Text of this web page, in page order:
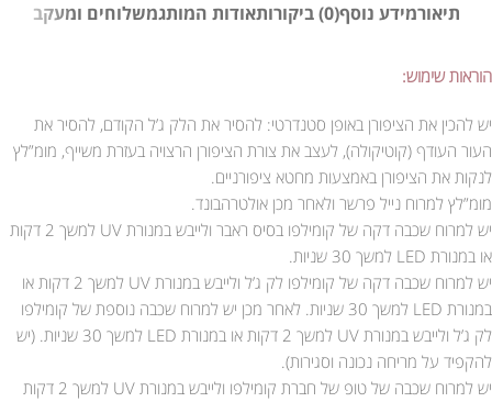
תיאורמידע נוסף(0) ביקורות אודות המותגמשלוחים ומעקב
הוראות שימוש:
יש להכין את הציפורן באופן סטנדרטי: להסיר את הלק ג’ל הקודם, להסיר את
העור העודף (קוטיקולה), לעצב את צורת הציפורן הרצויה בעזרת משייף, מומ”לץ
לנקות את הציפורן באמצעות מחטא ציפורניים.
מומ”לץ למרוח נייל פרשר ולאחר מכן אולטרהבונד.
יש למרוח שכבה דקה של קומילפו בסיס ראבר ולייבש במנורת UV למשך 2 דקות
או במנורת LED למשך 30 שניות.
יש למרוח שכבה דקה של קומילפו לק ג’ל ולייבש במנורת UV למשך 2 דקות או
במנורת LED למשך 30 שניות. לאחר מכן יש למרוח שכבה נוספת של קומילפו
לק ג’ל ולייבש במנורת UV למשך 2 דקות או במנורת LED למשך 30 שניות. (יש
להקפיד על מריחה נכונה וסגירות).
יש למרוח שכבה של טופ של חברת קומילפו ולייבש במנורת UV למשך 2 דקות